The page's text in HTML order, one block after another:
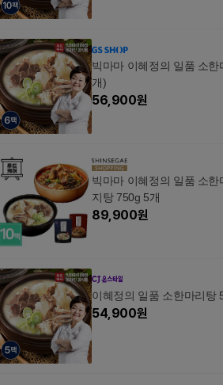
빅마마 이혜정의 일품 소
개)
56,900원
빅마마 이혜정의 일품 소
지탕 750g 5개
89,900원
이혜정의 일품 소한마리탕
54,900원